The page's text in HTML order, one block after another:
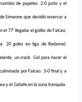
de papeles. 2-0 justo y el
Simeone que decidió reservar a
el 77′ llegaba el golito de Falcao,
20 goles en liga de Radamel,
un crack. Gol para hacer el
por Falcao. 3-0 final y a
y el Getafe en la zona tranquila.